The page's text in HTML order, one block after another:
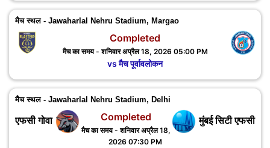
मैच स्थल - Jawaharlal Nehru Stadium, Margao
Completed
मैच का समय - शनिवार अप्रैल 18, 2026 05:00 PM
vs मैच पूर्वावलोकन
मैच स्थल - Jawaharlal Nehru Stadium, Delhi
एफसी गोवा मुंबई सिटी एफसी
Completed
मैच का समय - शनिवार अप्रैल 18,
2026 07:30 PM